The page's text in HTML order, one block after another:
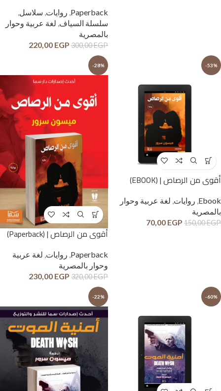
Paperback
, روايات, سلاسل,
سلسلة السياف, لغة عربية وحوار
بالمصرية
300,00EGP
220,00 EGP
-53%
أقوى من الرصاص | (EBOOK)
Ebook روايات لغة عربية وحوار
بالمصرية
150,00EGP
70,00 EGP
-28%
أقوى من الرصاص | (Paperback)
Paperback
, روايات, لغة عربية
وحوار بالمصرية
320,00EGP
230,00 EGP
-60%
-22%